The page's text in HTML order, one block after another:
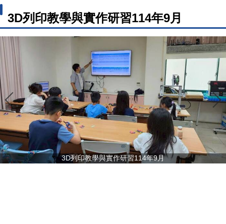
3D列印教學與實作研習114年9月
3D列印教學與實作研習114年9月